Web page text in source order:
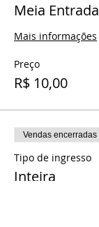
Meia Entrada
Mais informações
Preço
R$ 10,00
Vendas encerradas
Tipo de ingresso
Inteira